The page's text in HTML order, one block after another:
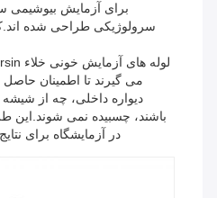
برای آزمایش بیوشیمی
سرولوژیکی طراحی شده
می گیرند تا اطمینان
باشند، چسبیده نمی
در آزمایشگاه برای